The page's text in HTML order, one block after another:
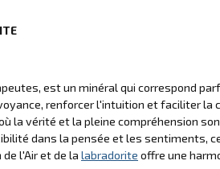
est un minéral qui correspond
renforcer l'intuition et faciliter la
la vérité et la pleine compréhension
dans la pensée et les sentiments,
l'Air et de la labradorite offre une